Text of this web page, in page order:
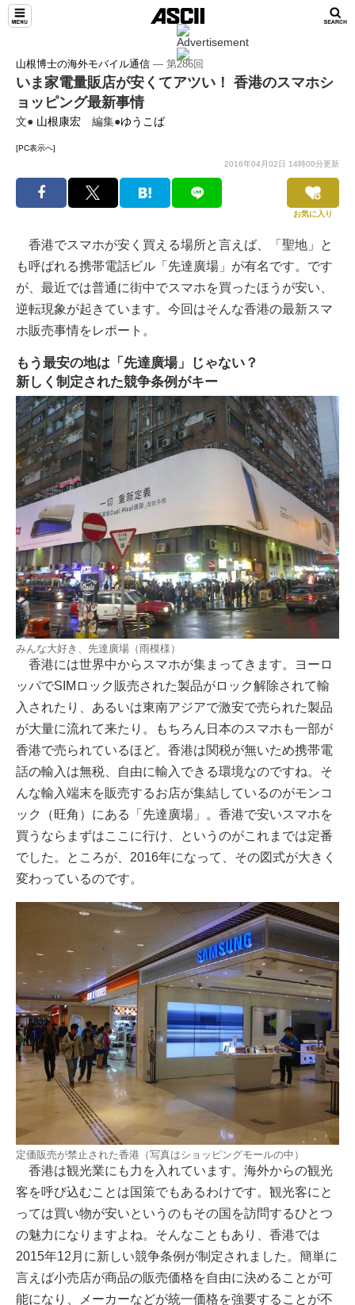
山根博士の海外モバイル通信 ― 第286回
いま家電量販店が安くてアツい！ 香港のスマホシ
ョッピング最新事情
文● 山根康宏 編集●ゆうこば
[PC表示へ]
2016年04月02日 14時00分更新
お気に入り
香港でスマホが安く買える場所と言えば、「聖地」と
も呼ばれる携帯電話ビル「先達廣場」が有名です。です
が、最近では普通に街中でスマホを買ったほうが安い、
逆転現象が起きています。今回はそんな香港の最新スマ
ホ販売事情をレポート。
もう最安の地は「先達廣場」じゃない？
新しく制定された競争条例がキー
みんな大好き、先達廣場（雨模様）
香港には世界中からスマホが集まってきます。ヨーロ
ッパでSIMロック販売された製品がロック解除されて輸
入されたり、あるいは東南アジアで激安で売られた製品
が大量に流れて来たり。もちろん日本のスマホも一部が
香港で売られているほど。香港は関税が無いため携帯電
話の輸入は無税、自由に輸入できる環境なのですね。そ
んな輸入端末を販売するお店が集結しているのがモンコ
ック（旺角）にある「先達廣場」。香港で安いスマホを
買うならまずはここに行け、というのがこれまでは定番
でした。ところが、2016年になって、その図式が大きく
変わっているのです。
定価販売が禁止された香港（写真はショッピングモールの中）
香港は観光業にも力を入れています。海外からの観光
客を呼び込むことは国策でもあるわけです。観光客にと
っては買い物が安いというのもその国を訪問するひとつ
の魅力になりますよね。そんなこともあり、香港では
2015年12月に新しい競争条例が制定されました。簡単に
言えば小売店が商品の販売価格を自由に決めることが可
能になり、メーカーなどが統一価格を強要することが不